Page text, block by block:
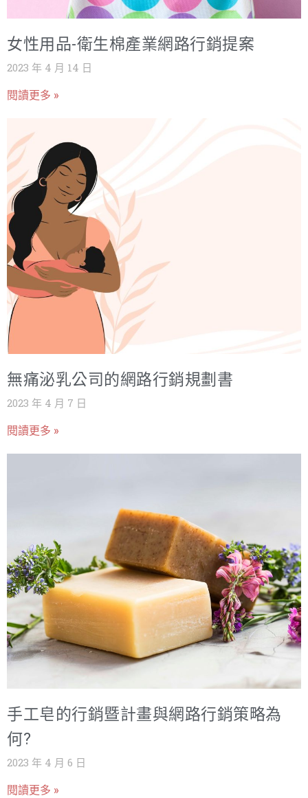
女性用品-衛生棉產業網路行銷提案
2023 年 4 月 14 日
閱讀更多 »
無痛泌乳公司的網路行銷規劃書
2023 年 4 月 7 日
閱讀更多 »
手工皂的行銷暨計畫與網路行銷策略為
何?
2023 年 4 月 6 日
閱讀更多 »